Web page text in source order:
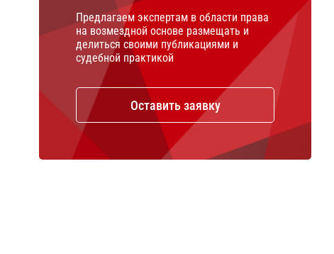
Предлагаем экспертам в области права
на возмездной основе размещать и
делиться своими публикациями и
судебной практикой
Оставить заявку